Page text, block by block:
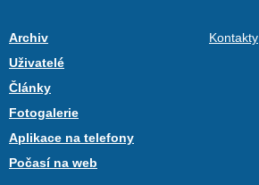
Archiv
Uživatelé
Články
Fotogalerie
Aplikace na telefony
Počasí na web
Kontakty